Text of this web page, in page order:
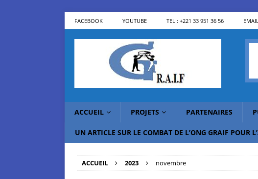
FACEBOOK YOUTUBE TEL : +221 33 951 36 56
ACCUEIL PROJETS PARTENAIRES
UN ARTICLE SUR LE COMBAT DE L’ONG GRAIF POUR
ACCUEIL 2023 novembre